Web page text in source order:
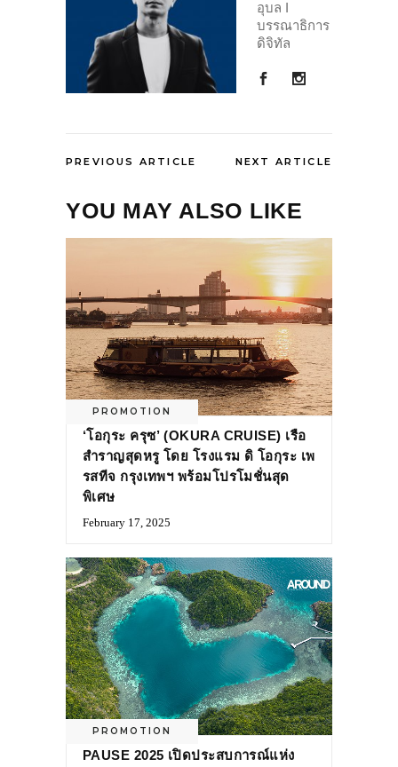
อุบล I
บรรณาธิการ
ดิจิทัล
PREVIOUS ARTICLE NEXT ARTICLE
YOU MAY ALSO LIKE
PROMOTION
‘โอกุระ ครุซ’ (OKURA CRUISE) เรือ
สำราญสุดหรู โดย โรงแรม ดิ โอกุระ เพ
รสทีจ กรุงเทพฯ พร้อมโปรโมชั่นสุด
พิเศษ
February 17, 2025
PROMOTION
PAUSE 2025 เปิดประสบการณ์แห่ง